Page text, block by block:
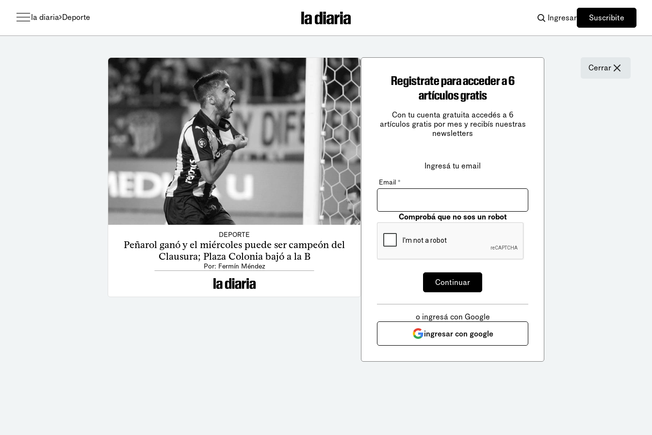
la diaria Deporte Ingresar Suscribite
DEPORTE
Peñarol ganó y el miércoles puede ser campeón del
Clausura; Plaza Colonia bajó a la B
Por: Fermín Méndez
Cerrar
Registrate para acceder a 6
artículos gratis
Con tu cuenta gratuita accedés a 6
artículos gratis por mes y recibís nuestras
newsletters
Ingresá tu email
Email *
Comprobá que no sos un robot
o ingresá con Google
ingresar con google